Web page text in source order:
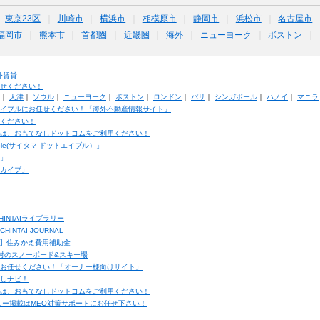
東京23区 川崎市 横浜市 相模原市 静岡市 浜松市 名古屋市
岡市 熊本市 首都圏 近畿圏 海外 ニューヨーク ボストン
賃貸
ください！
｜ 天津｜ ソウル｜ ニューヨーク ｜ ボストン ｜ ロンドン ｜ パリ ｜ シンガポール｜ ハノイ ｜ マニラ
ブルにお任せください！「海外不動産情報サイト」
ださい！
、おもてなしドットコムをご利用ください！
サイタマ ドットエイブル）」
イブ」
ライブラリー
JOURNAL
住みかえ費用補助金
のスノーボード&スキー場
任せください！「オーナー様向けサイト」
ナビ！
、おもてなしドットコムをご利用ください！
掲載はMEO対策サポートにお任せ下さい！